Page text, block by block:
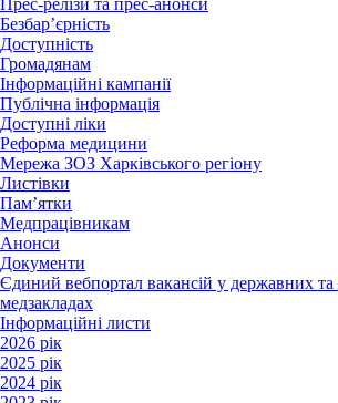
Прес-релізи та прес-анонси
Безбар’єрність
Доступність
Громадянам
Інформаційні кампанії
Публічна інформація
Доступні ліки
Реформа медицини
Мережа ЗОЗ Харківського регіону
Листівки
Пам’ятки
Медпрацівникам
Анонси
Документи
Єдиний вебпортал вакансій у державних
медзакладах
Інформаційні листи
2026 рік
2025 рік
2024 рік